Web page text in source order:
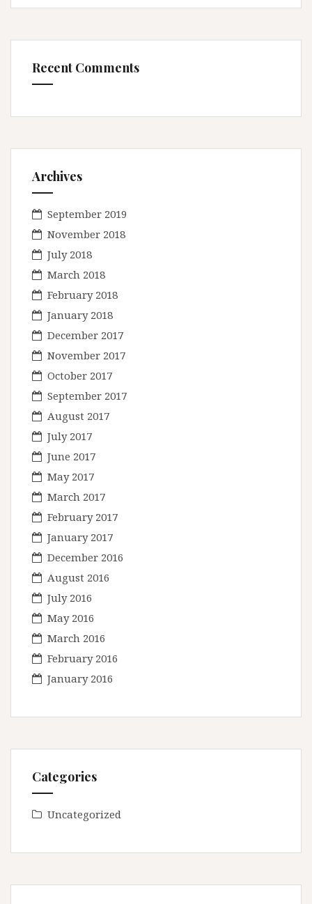
Recent Comments
Archives
September 2019
November 2018
July 2018
March 2018
February 2018
January 2018
December 2017
November 2017
October 2017
September 2017
August 2017
July 2017
June 2017
May 2017
March 2017
February 2017
January 2017
December 2016
August 2016
July 2016
May 2016
March 2016
February 2016
January 2016
Categories
Uncategorized